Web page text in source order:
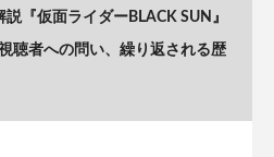
『仮面ライダーBLACK SUN』
聴者への問い、繰り返される歴